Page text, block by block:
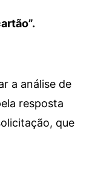
a análise de
resposta
que